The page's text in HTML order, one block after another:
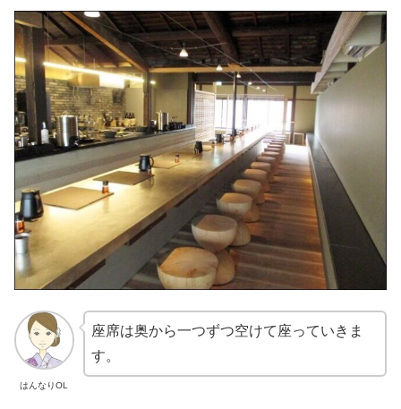
はんなりOL
座席は奥から一つずつ空けて座っていきま
す。